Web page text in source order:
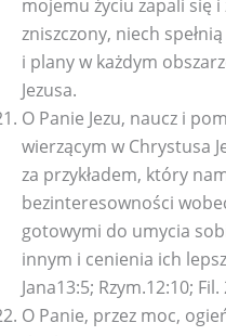
mojemu życiu zapali się i
zniszczony, niech
i plany w każdym
Jezusa.
O Panie Jezu, naucz i
wierzącym w Chrystusa
za przykładem, który
bezinteresowności
gotowymi do umycia
innym i cenienia ich
Jana13:5; Rzym.12:10; Fil.
O Panie, przez moc,